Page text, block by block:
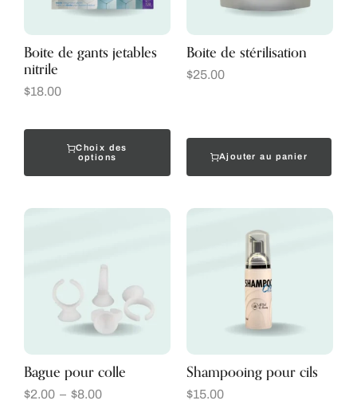
Boite de gants jetables
nitrile
$18.00
Choix des
options
Boite de stérilisation
$25.00
Ajouter au panier
Bague pour colle
$2.00 – $8.00
Shampooing pour cils
$15.00